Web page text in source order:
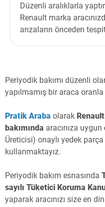
Düzenli aralıklarla
Renault marka
arızaların önceden
Periyodik bakımı düzenli
yapılmamış bir araca
Pratik Araba olarak
bakımında aracınıza uygun
Üreticisi) onaylı yedek
kullanmaktayız.
Periyodik bakım esnasında
sayılı Tüketici Koruma
yaparak aracınızı size en